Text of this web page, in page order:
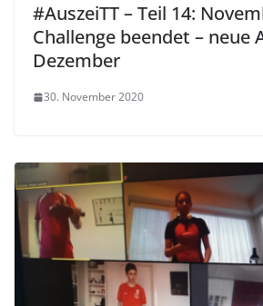
#AuszeiTT – Teil 14:
Challenge beendet – neue
Dezember
30. November 2020